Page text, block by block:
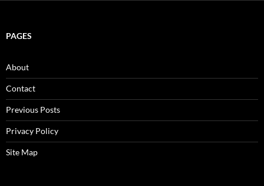
PAGES
About
Contact
Previous Posts
Privacy Policy
Site Map